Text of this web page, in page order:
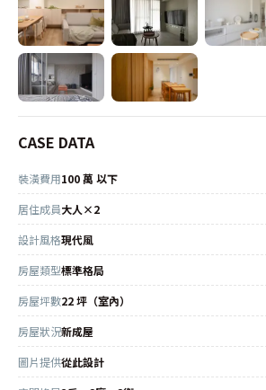
CASE DATA
裝潢費用100 萬 以下
居住成員大人×2
設計風格現代風
房屋類型標準格局
房屋坪數22 坪（室內）
房屋狀況新成屋
圖片提供從此設計